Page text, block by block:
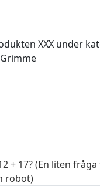
+ 17? (En liten
robot)